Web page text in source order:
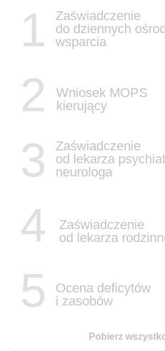
1
Zaświadczenie
do dziennych
wsparcia
2
Wniosek MOPS
kierujący
3
Zaświadczenie
od lekarza
neurologa
4
Zaświadczenie
od lekarza
5
Ocena deficytów
i zasobów
Pobierz